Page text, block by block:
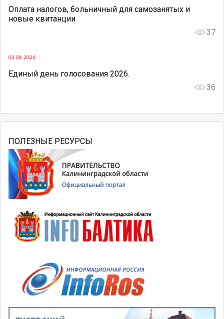
Оплата налогов, больничный для самозанятых и
новые квитанции
37
03.08.2026
Единый день голосования 2026.
36
ПОЛЕЗНЫЕ РЕСУРСЫ